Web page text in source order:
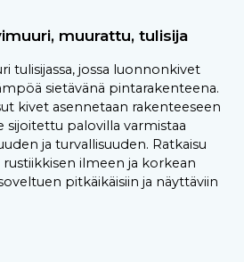
muurattu, tulisija
tulisijassa, jossa luonnonkivet
sietävänä pintarakenteena.
kivet asennetaan rakenteeseen
sijoitettu palovilla varmistaa
ja turvallisuuden. Ratkaisu
ilmeen ja korkean
pitkäikäisiin ja näyttäviin